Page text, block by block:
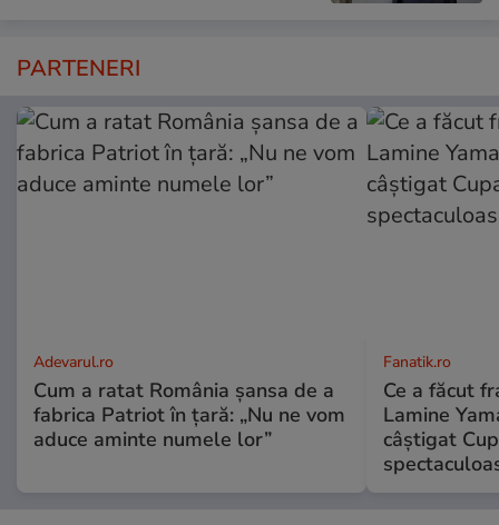
PARTENERI
Adevarul.ro
Cum a ratat România șansa de a
fabrica Patriot în țară: „Nu ne vom
aduce aminte numele lor”
Fanatik.ro
Ce a făcut
Lamine
câștigat